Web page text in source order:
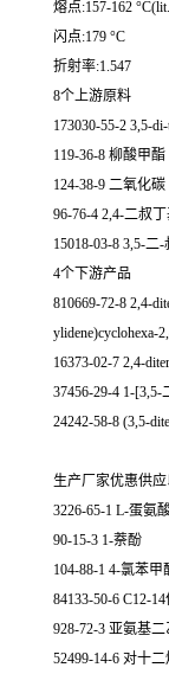
熔点:157-162
闪点:179 °C
折射率:1.547
8个上游原料
173030-55-2 3,5-
119-36-8 柳酸甲酯
124-38-9 二氧化碳
96-76-4 2,4-二叔
15018-03-8 3,5-
4个下游产品
810669-72-8 2,4-
ylidene)cyclohexa-
16373-02-7 2,4-
37456-29-4 1-
24242-58-8 (3,5-
生产厂家优惠供
3226-65-1 L-蛋氨
90-15-3 1-萘酚
104-88-1 4-氯苯甲
84133-50-6 C12-
928-72-3 亚氨基
52499-14-6 对十